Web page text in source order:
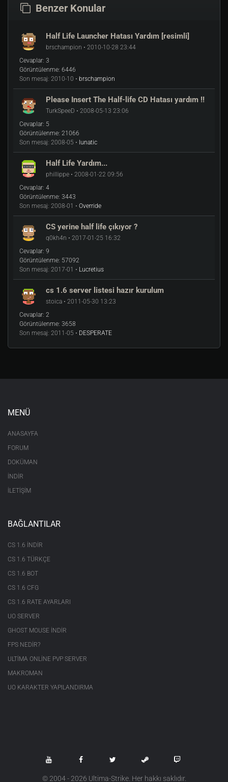
Benzer Konular
Half Life Launcher Hatası Yardım [resimli]
brschampion • 2010-10-28 23:44
Cevaplar: 3
Görüntülenme: 6446
Son mesaj: 2010-10 • brschampion
Please Insert The Half-life CD Hatası yardım !!
TurkSpeeD • 2008-05-13 23:06
Cevaplar: 5
Görüntülenme: 21066
Son mesaj: 2008-05 • lunatic
Half Life Yardım...
phillippe • 2008-01-22 09:56
Cevaplar: 4
Görüntülenme: 3443
Son mesaj: 2008-01 • Override
CS yerine half life çıkıyor ?
q0kh4n • 2017-01-25 16:32
Cevaplar: 9
Görüntülenme: 57092
Son mesaj: 2017-01 • Lucretius
cs 1.6 server listesi hazır kurulum
stoica • 2011-05-30 13:23
Cevaplar: 2
Görüntülenme: 3658
Son mesaj: 2011-05 • DESPERATE
MENÜ
ANASAYFA
FORUM
DOKÜMAN
İNDİR
İLETİŞİM
BAĞLANTILAR
CS 1.6 INDIR
CS 1.6 TÜRKÇE
CS 1.6 BOT
CS 1.6 CFG
CS 1.6 RATE AYARLARI
UO SERVER
GHOST MOUSE INDIR
FPS NEDIR?
ULTIMA ONLINE PVP SERVER
MAKROMAN
UO KARAKTER YAPILANDIRMA
© 2004 - 2026 Ultima-Strike. Her hakkı saklıdır.